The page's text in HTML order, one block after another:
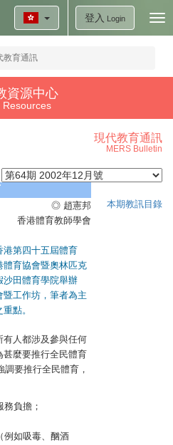
登入 Login
教育通訊
資源中心
Resources
現代教育通訊
MERS Bulletin
◎ 趙憲邦
香港體育教師學會
港第四十五屆體育
體育協會暨奧林匹克
沙田體育學院舉辦
暨工作坊，筆者為主
點。
有人都涉及參與任何
甚麼要推行全民體育
要推行全民體育，
負擔；
例如吸毒、酗酒
本期教訊目錄